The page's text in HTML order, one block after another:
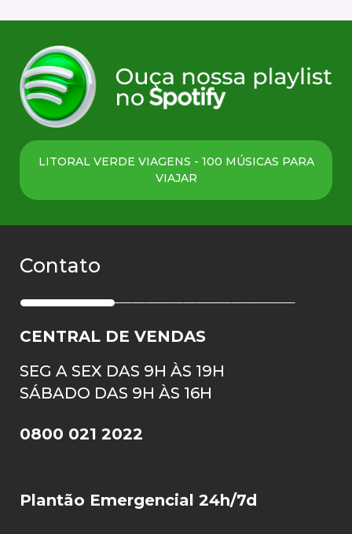
LITORAL VERDE VIAGENS - 100 MÚSICAS PARA
VIAJAR
Contato
CENTRAL DE VENDAS
SEG A SEX DAS 9H ÀS 19H
SÁBADO DAS 9H ÀS 16H
0800 021 2022
Plantão Emergencial 24h/7d